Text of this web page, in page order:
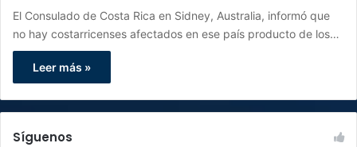
El Consulado de Costa Rica en Sidney, Australia, informó que
no hay costarricenses afectados en ese país producto de los…
Leer más »
Síguenos